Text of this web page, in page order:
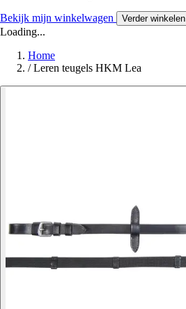
Bekijk mijn winkelwagen Verder winkelen
Loading...
Home
/ Leren teugels HKM Lea